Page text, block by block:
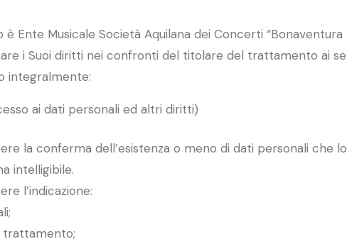
Ente Musicale Società Aquilana dei Concerti “Bonaventura
i Suoi diritti nei confronti del titolare del trattamento ai
integralmente:
ai dati personali ed altri diritti)
la conferma dell’esistenza o meno di dati personali che
intelligibile.
l’indicazione:
trattamento;